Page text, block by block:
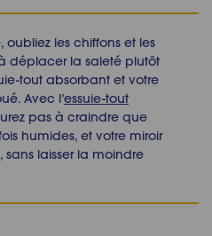
les chiffons et les
déplacer la saleté plutôt
tout absorbant et votre
Avec l’essuie-tout
pas à craindre que
humides, et votre miroir
laisser la moindre